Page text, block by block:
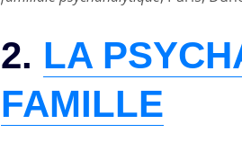
2. LA
FAMILLE